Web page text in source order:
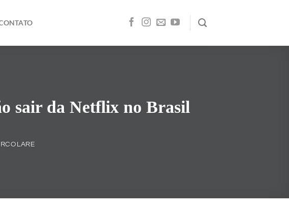
sair da Netflix no Brasil